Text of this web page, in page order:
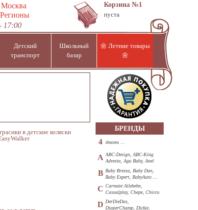
Регионы
17:00
Корзина №1
пуста
Детский
транспорт
Школьный
базар
🌼 Летние товары
🌼
в детские коляски
БРЕНДЫ
4 4moms ...
A ABC-Design, ABC-King
Advesta, Agu Baby, Anel
B Baby Brezza, Baby Dan,
Baby Expert, BabyAuto ...
C Carmate Ailebebe,
Casualplay, Chepe, Chicco
D DerDieDas,
DiaperChamp, Dickie,